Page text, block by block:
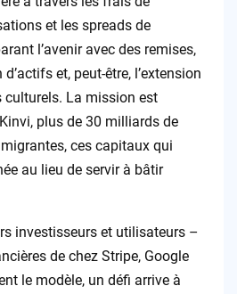
et les spreads de
l’avenir avec des remises,
et, peut-être, l’extension
culturels. La mission est
plus de 30 milliards de
ces capitaux qui
au lieu de servir à bâtir
investisseurs et utilisateurs –
de chez Stripe, Google
le modèle, un défi arrive à